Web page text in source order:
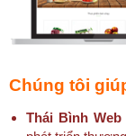
Chúng tôi
Thái Bình Web